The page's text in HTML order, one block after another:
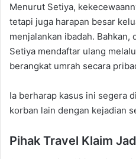
Menurut Setiya,
tetapi juga harapan besar
menjalankan ibadah. Bahkan,
Setiya mendaftar ulang
berangkat umrah secara
Ia berharap kasus ini segera
korban lain dengan kejadian
Pihak Travel Klaim